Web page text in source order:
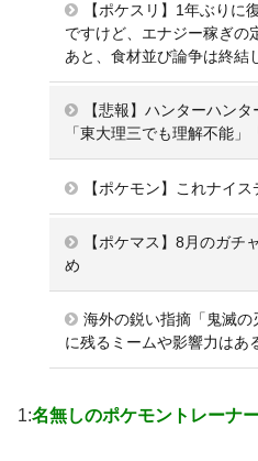
【ポケスリ】1年ぶりに
ですけど、エナジー稼ぎの
あと、食材並び論争は終結
【悲報】ハンターハン
「東大理三でも理解不能」
【ポケモン】これナイ
【ポケマス】8月のガチ
め
海外の鋭い指摘「鬼滅
に残るミームや影響力はあ
1:名無しのポケモントレーナ